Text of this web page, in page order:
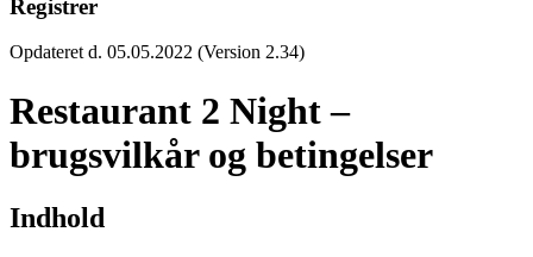
Registrer
Opdateret d. 05.05.2022 (Version 2.34)
Restaurant 2 Night –
brugsvilkår og betingelser
Indhold